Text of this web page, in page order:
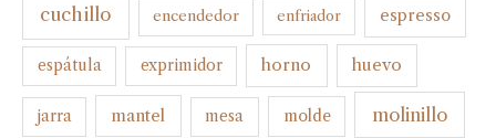
cuchillo encendedor enfriador espresso
espátula exprimidor horno huevo
jarra mantel mesa molde molinillo